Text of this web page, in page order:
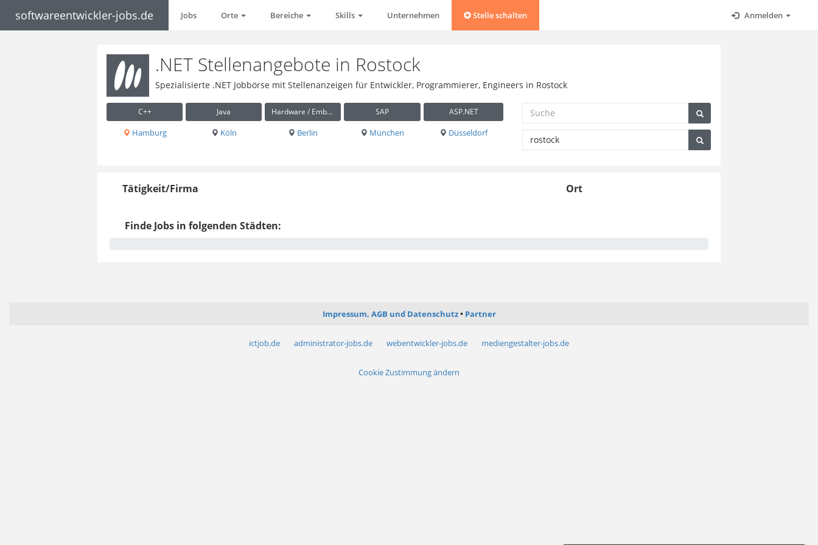
softwareentwickler-jobs.de Jobs Orte Bereiche Skills Unternehmen Stelle schalten Anmelden
.NET Stellenangebote in Rostock
Spezialisierte .NET Jobbörse mit Stellenanzeigen für Entwickler, Programmierer, Engineers in Rostock
C++ Java Hardware / Embedded SAP ASP.NET
Hamburg Köln Berlin München Düsseldorf
Tätigkeit/Firma Ort
Finde Jobs in folgenden Städten:
Impressum, AGB und Datenschutz Partner
ictjob.de administrator-jobs.de webentwickler-jobs.de mediengestalter-jobs.de
Cookie Zustimmung ändern